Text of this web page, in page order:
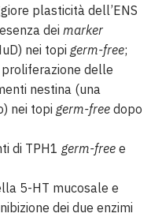
plasticità dell’ENS
dei marker
nei topi germ-free;
delle
nestina (una
nei topi germ-free dopo
di TPH1 germ-free e
5-HT mucosale e
dei due enzimi